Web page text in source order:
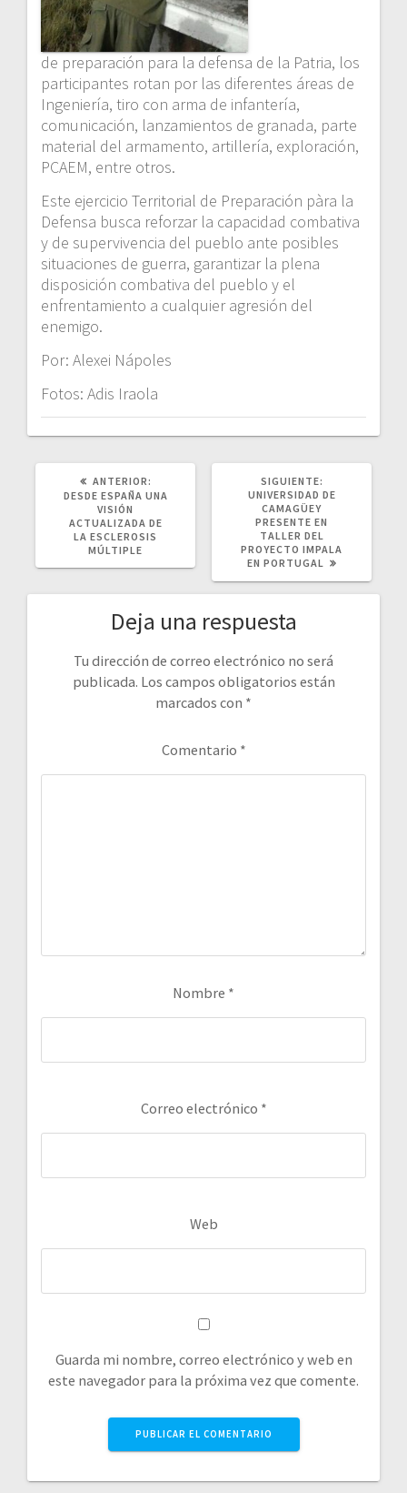
de preparación para la defensa de la Patria, los
participantes rotan por las diferentes áreas de
Ingeniería, tiro con arma de infantería,
comunicación, lanzamientos de granada, parte
material del armamento, artillería, exploración,
PCAEM, entre otros.
Este ejercicio Territorial de Preparación pàra la
Defensa busca reforzar la capacidad combativa
y de supervivencia del pueblo ante posibles
situaciones de guerra, garantizar la plena
disposición combativa del pueblo y el
enfrentamiento a cualquier agresión del
enemigo.
Por: Alexei Nápoles
Fotos: Adis Iraola
ANTERIOR:
ANTERIOR:
DESDE ESPAÑA UNA
VISIÓN
ACTUALIZADA DE
LA ESCLEROSIS
MÚLTIPLE
SIGUIENTE:
POST:
UNIVERSIDAD DE
CAMAGÜEY
PRESENTE EN
TALLER DEL
PROYECTO IMPALA
EN PORTUGAL
Deja una respuesta
Tu dirección de correo electrónico no será
publicada. Los campos obligatorios están
marcados con *
Comentario *
Nombre *
Correo electrónico *
Web
Guarda mi nombre, correo electrónico y web en
este navegador para la próxima vez que comente.